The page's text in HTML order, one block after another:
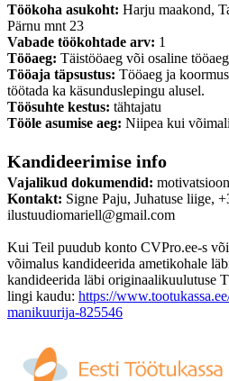
Töökoha asukoht: Harju maakond,
Pärnu mnt 23
Vabade töökohtade arv: 1
Tööaeg: Täistööaeg või osaline tööaeg
Tööaja täpsustus: Tööaeg ja
töötada ka käsunduslepingu alusel.
Töösuhte kestus: tähtajatu
Tööle asumise aeg: Niipea kui
Kandideerimise info
Vajalikud dokumendid:
Kontakt: Signe Paju, Juhatuse liige,
ilustuudiomariell@gmail.com
Kui Teil puudub konto CVPro.ee-s
võimalus kandideerida ametikohale
kandideerida läbi originaalikuulutuse
lingi kaudu: https://
manikuurija-825546